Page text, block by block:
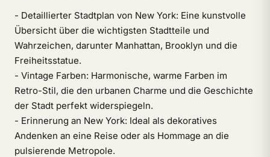
- Detaillierter Stadtplan von New York: Eine kunstvolle
Übersicht über die wichtigsten Stadtteile und
Wahrzeichen, darunter Manhattan, Brooklyn und die
Freiheitsstatue.
- Vintage Farben: Harmonische, warme Farben im
Retro-Stil, die den urbanen Charme und die Geschichte
der Stadt perfekt widerspiegeln.
- Erinnerung an New York: Ideal als dekoratives
Andenken an eine Reise oder als Hommage an die
pulsierende Metropole.